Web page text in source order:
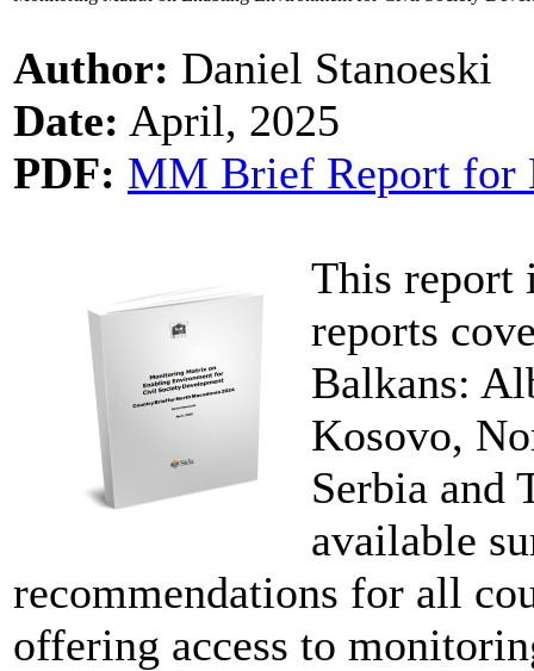
Author: Daniel Stanoeski
Date: April, 2025
PDF: MM Brief Report for
This report
reports
Balkans:
Kosovo,
Serbia and
available
recommendations for all
offering access to